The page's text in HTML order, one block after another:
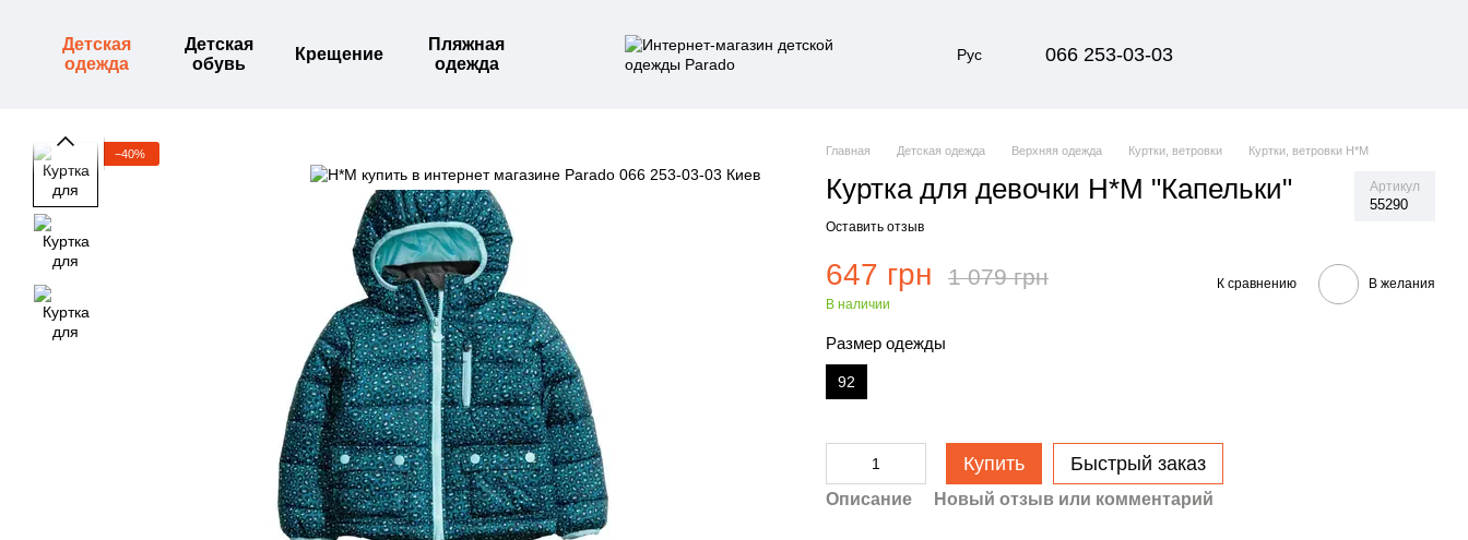
Детская
одежда
Детская
обувь
Крещение
Пляжная
одежда
Рус 066 253-03-03
−40% Главная Детская одежда Верхняя одежда Куртки, ветровки Куртки, ветровки H*M
Куртка для девочки H*M "Капельки" Артикул
55290
Оставить отзыв
647 грн 1 079 грн
В наличии
К сравнению В желания
Размер одежды
92
Купить Быстрый заказ
Описание Новый отзыв или комментарий